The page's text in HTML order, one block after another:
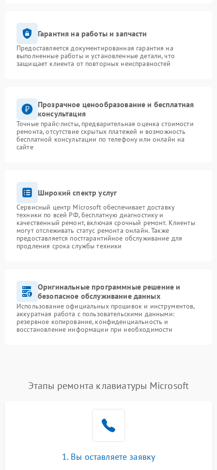
Гарантия на работы и запчасти
Предоставляется документированная гарантия на
выполненные работы и установленные детали, что
защищает клиента от повторных неисправностей
Прозрачное ценообразование и бесплатная
консультация
Точные прайс-листы, предварительная оценка стоимости
ремонта, отсутствие скрытых платежей и возможность
бесплатной консультации по телефону или онлайн на
сайте
Широкий спектр услуг
Сервисный центр Microsoft обеспечивает доставку
техники по всей РФ, бесплатную диагностику и
качественный ремонт, включая срочный ремонт. Клиенты
могут отслеживать статус ремонта онлайн. Также
предоставляется постгарантийное обслуживание для
продления срока службы техники
Оригинальные программные решение и
безопасное обслуживание данных
Использование официальных прошивок и инструментов,
аккуратная работа с пользовательскими данными:
резервное копирование, конфиденциальность и
восстановление информации при необходимости
Этапы ремонта клавиатуры Microsoft
1. Вы оставляете заявку